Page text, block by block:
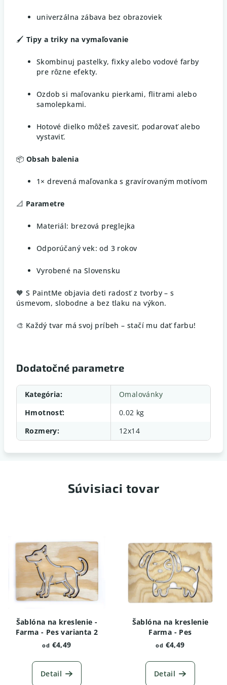
univerzálna zábava bez obrazoviek
🖌️ Tipy a triky na vymaľovanie
Skombinuj pastelky, fixky alebo vodové farby
pre rôzne efekty.
Ozdob si maľovanku pierkami, flitrami alebo
samolepkami.
Hotové dielko môžeš zavesiť, podarovať alebo
vystaviť.
📦 Obsah balenia
1× drevená maľovanka s gravírovaným motívom
📐 Parametre
Materiál: brezová preglejka
Odporúčaný vek: od 3 rokov
Vyrobené na Slovensku
🧡 S PaintMe objavia deti radosť z tvorby – s
úsmevom, slobodne a bez tlaku na výkon.
🎨 Každý tvar má svoj príbeh – stačí mu dať farbu!
Dodatočné parametre
Kategória:
Omalovánky
Hmotnosť:
0.02 kg
Rozmery: 12x14
Súvisiaci tovar
Šablóna na kreslenie -
Farma - Pes varianta 2
od €4,49
Detail
Šablóna na kreslenie
Farma - Pes
od €4,49
Detail